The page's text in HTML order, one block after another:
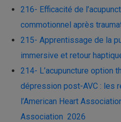
216- Efficacité de
commotionnel après
215- Apprentissage de la
immersive et retour
214- L’acupuncture option
dépression post-AVC : les
l’American Heart
Association 2026